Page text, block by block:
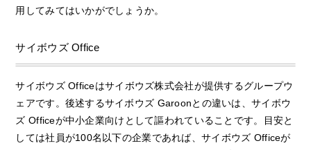
用してみてはいかがでしょうか。
サイボウズ Office
サイボウズ Officeはサイボウズ株式会社が提供するグループウ
ェアです。後述するサイボウズ Garoonとの違いは、サイボウ
ズ Officeが中小企業向けとして謳われていることです。目安と
しては社員が100名以下の企業であれば、サイボウズ Officeが